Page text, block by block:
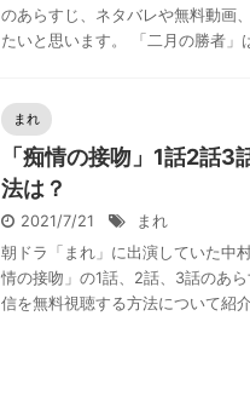
のあらすじ、ネタバレや無料動画
たいと思います。 「二月の勝者」
まれ
「痴情の接吻」1話2話
法は？
2021/7/21
まれ
朝ドラ「まれ」に出演していた中
情の接吻」の1話、2話、3話のあ
信を無料視聴する方法について紹